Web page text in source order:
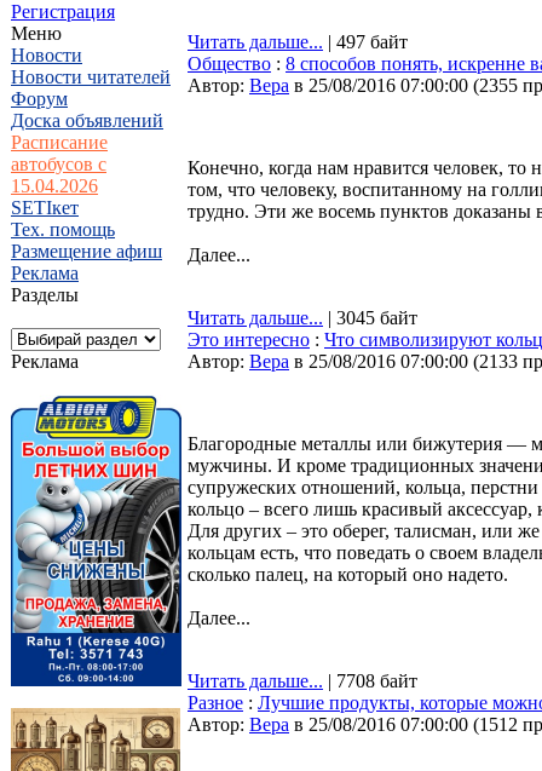
Регистрация
Меню
Новости
Новости читателей
Форум
Доска объявлений
Расписание
автобусов с
15.04.2026
SETIкет
Тех. помощь
Размещение афиш
Реклама
Разделы
Реклама
Читать дальше... | 497 байт
Общество : 8 способов понять, искренне
Автор: Bepa в 25/08/2016 07:00:00 (2355
Конечно, когда нам нравится человек, то
том, что человеку, воспитанному на
трудно. Эти же восемь пунктов
Далее...
Читать дальше... | 3045 байт
Это интересно : Что символизируют
Автор: Bepa в 25/08/2016 07:00:00 (2133
Благородные металлы или бижутерия —
мужчины. И кроме традиционных
супружеских отношений, кольца,
кольцо – всего лишь красивый
Для других – это оберег, талисман, или
кольцам есть, что поведать о своем
сколько палец, на который оно надето.
Далее...
Читать дальше... | 7708 байт
Разное : Лучшие продукты, которые
Автор: Bepa в 25/08/2016 07:00:00 (1512